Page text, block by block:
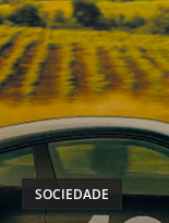
SOCIEDADE